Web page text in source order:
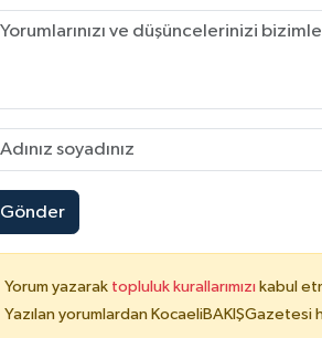
Gönder
Yorum yazarak topluluk kurallarımızı kabul
Yazılan yorumlardan